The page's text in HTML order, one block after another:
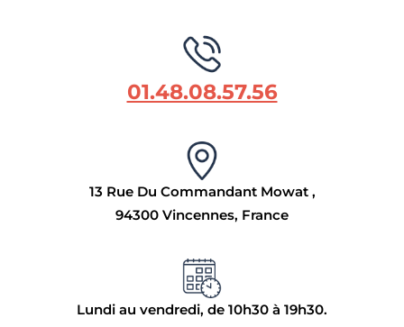
01.48.08.57.56
13 Rue Du Commandant Mowat ,
94300 Vincennes, France
Lundi au vendredi, de 10h30 à 19h30.